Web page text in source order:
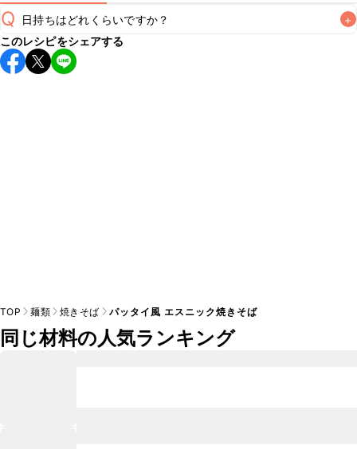
Q 日持ちはどれくらいですか？ +
こちらのレシピは出来たてをお召し上がりいただくことをお
すすめします。
このレシピをシェアする
TOP 麺類 焼きそば パッタイ風 エスニック焼きそば
同じ材料の人気ランキング